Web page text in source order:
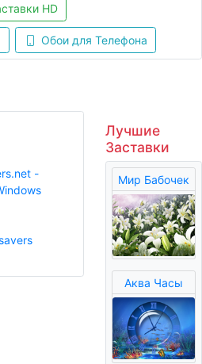
HD
Обои для Телефона
-
Лучшие
Заставки
Мир Бабочек
Аква Часы